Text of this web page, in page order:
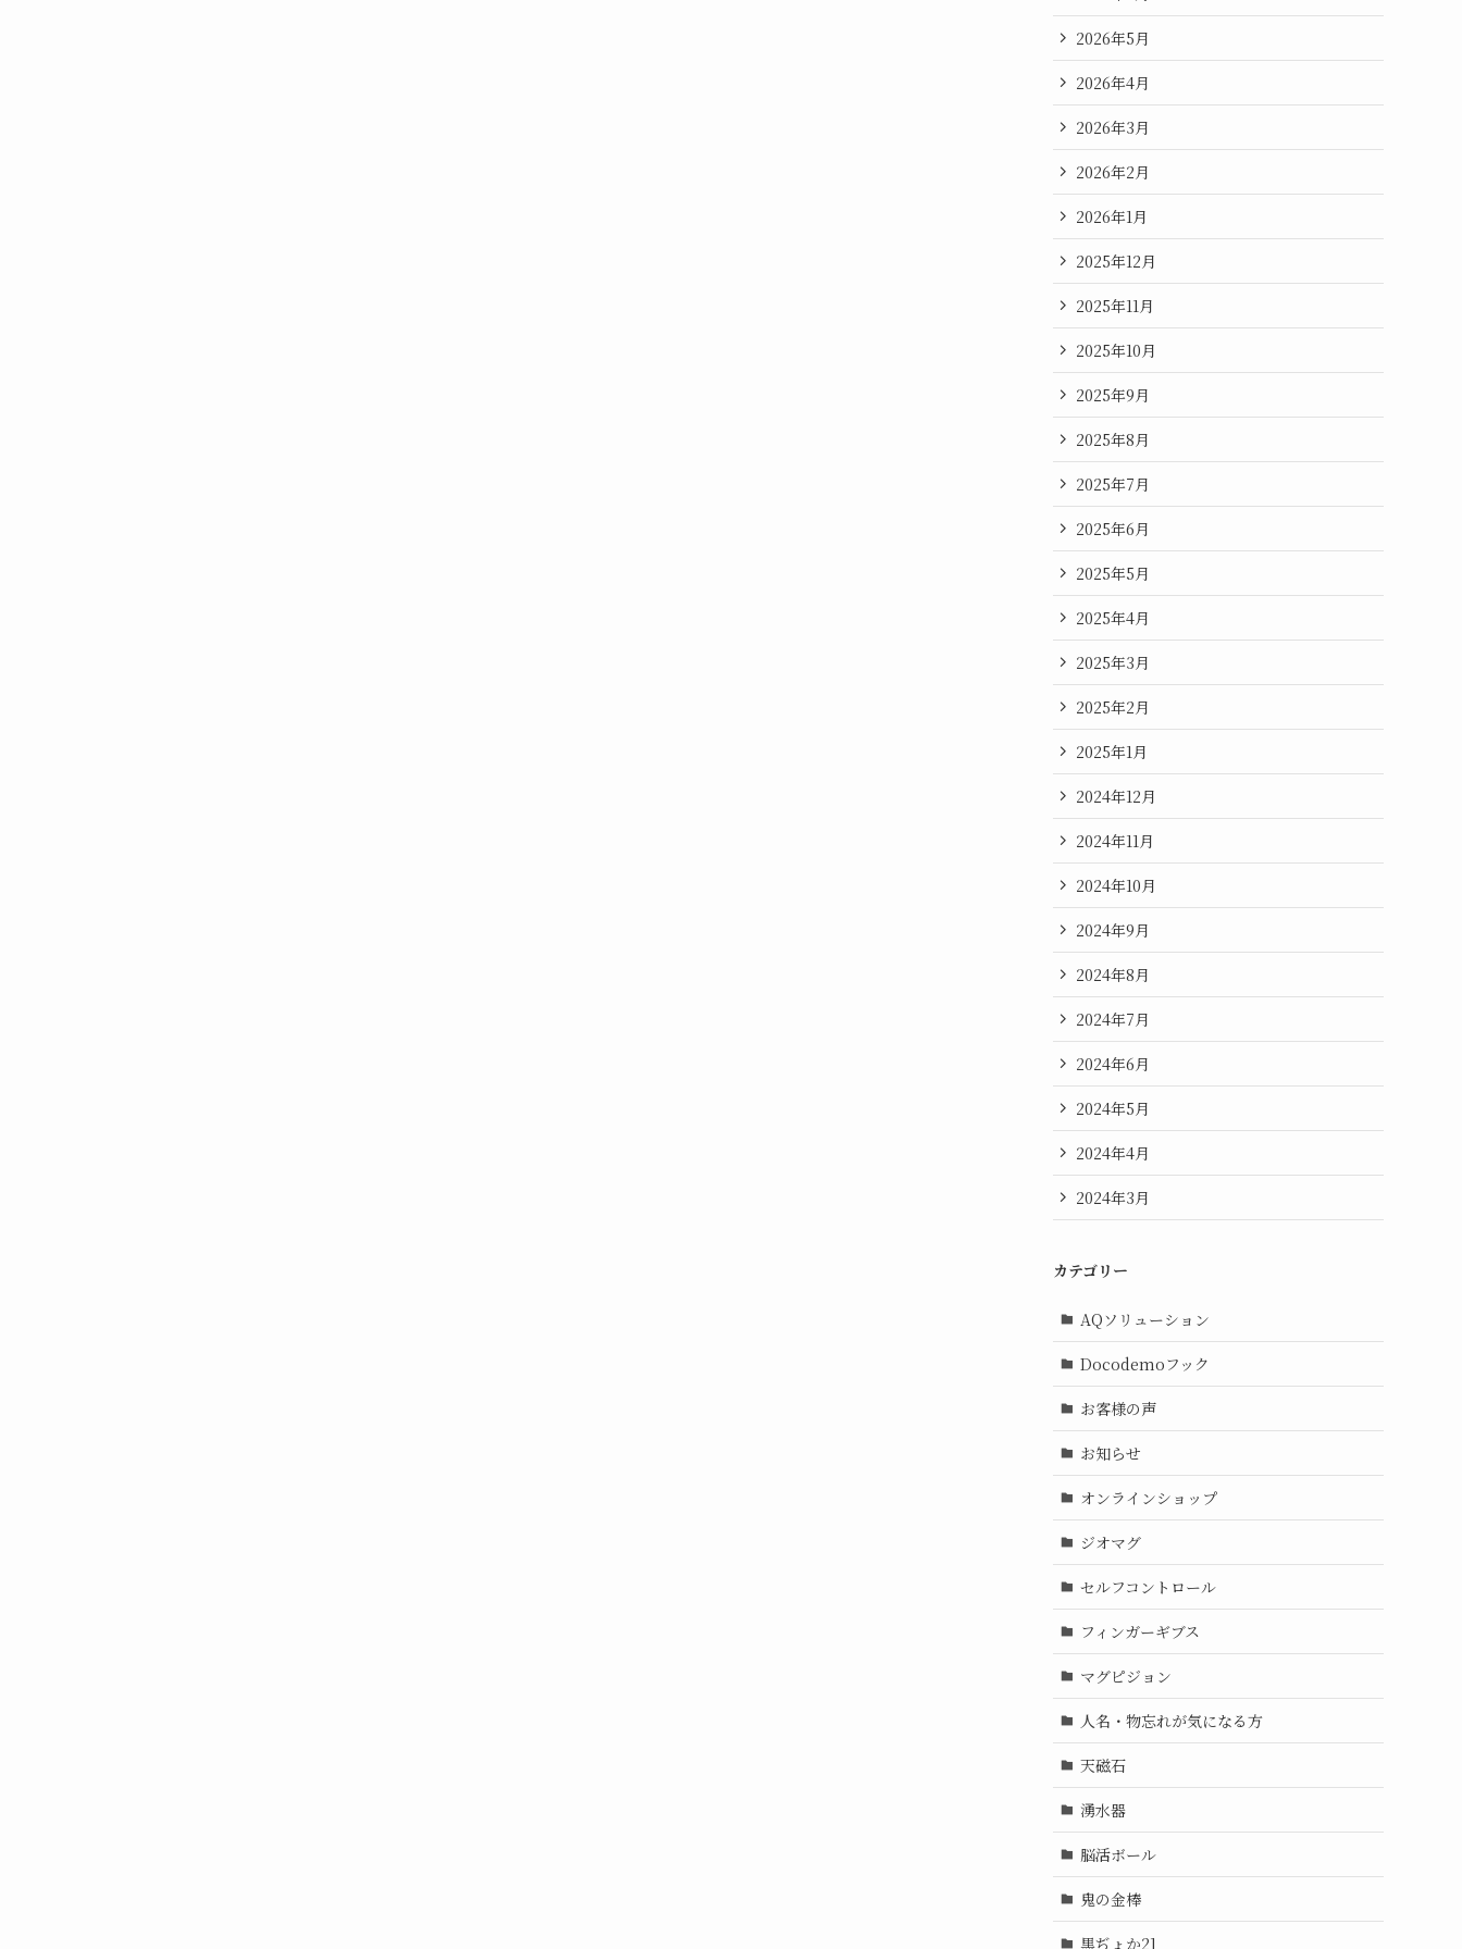
2026年5月
2026年4月
2026年3月
2026年2月
2026年1月
2025年12月
2025年11月
2025年10月
2025年9月
2025年8月
2025年7月
2025年6月
2025年5月
2025年4月
2025年3月
2025年2月
2025年1月
2024年12月
2024年11月
2024年10月
2024年9月
2024年8月
2024年7月
2024年6月
2024年5月
2024年4月
2024年3月
カテゴリー
AQソリューション
Docodemoフック
お客様の声
お知らせ
オンラインショップ
ジオマグ
セルフコントロール
フィンガーギブス
マグピジョン
人名・物忘れが気になる方
天磁石
湧水器
脳活ボール
鬼の金棒
黒ぢょか21